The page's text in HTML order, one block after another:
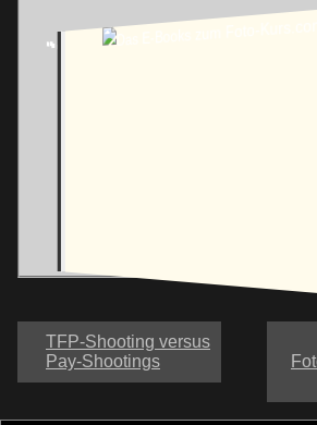
TFP-Shooting versus
Pay-Shootings